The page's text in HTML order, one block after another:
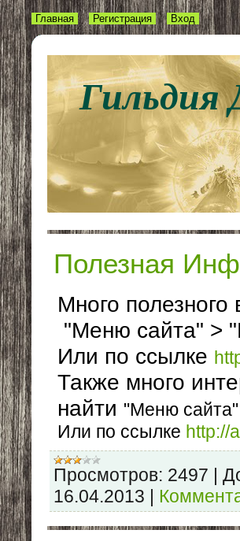
Главная Регистрация Вход
Полезная
Много
"Меню сайта" >
Или по ссылке
Также много
найти "Меню сайта"
Или по ссылке http://
Просмотров: 2497 |
16.04.2013 |